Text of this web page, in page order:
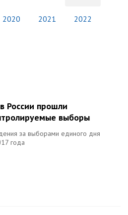
2020 2021 2022
России прошли
выборы
за выборами единого дня
года